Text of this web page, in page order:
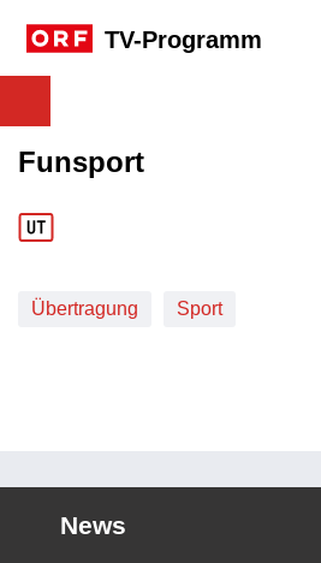
TV-Programm
Funsport
Übertragung Sport
News